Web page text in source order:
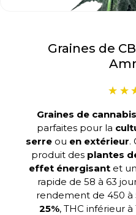
Graines de
Graines de
parfaites pour la
serreou en extérieur.
produit des plantes
effet énergisantet
rapide de 58 à 63
rendement de 450 à
25%, THC inférieur